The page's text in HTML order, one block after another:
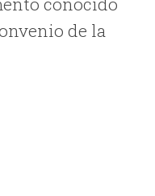
de la